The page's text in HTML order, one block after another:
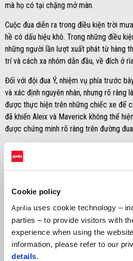
Cookie policy
Aprilia uses cookie technology –
parties – to provide visitors with
experience when using the
information, please refer to our
details.
mà họ có tại chặng mở màn.
Cuộc đua diễn ra trong điều kiện trời
hề có dấu hiệu khô. Trong những điều
những người lần lượt xuất phát từ hàng
trí và cách xa nhóm dẫn đầu, về đích ở
Đối với đội đua Ý, nhiệm vụ phía trước
và xác định nguyên nhân, nhưng rõ ràng
được thực hiện trên những chiếc xe để
đã khiến Aleix và Maverick không thể
được chứng minh rõ ràng trên đường